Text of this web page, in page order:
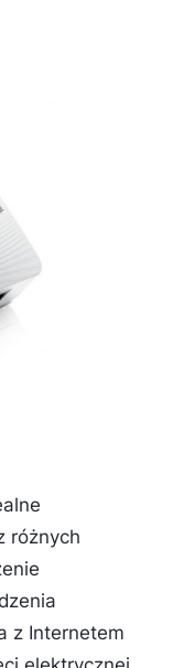
różnych
z Internetem